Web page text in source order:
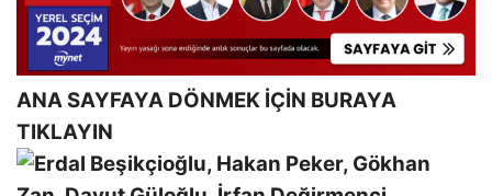
ANA SAYFAYA DÖNMEK İÇİN BURAYA
TIKLAYIN